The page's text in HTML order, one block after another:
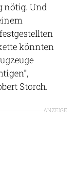
nötig. Und
könnten
Storch.
ANZEIGE